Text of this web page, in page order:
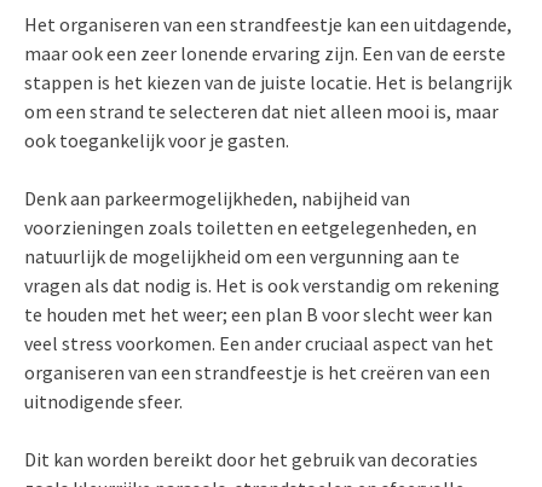
Het organiseren van een strandfeestje kan een uitdagende,
maar ook een zeer lonende ervaring zijn. Een van de eerste
stappen is het kiezen van de juiste locatie. Het is belangrijk
om een strand te selecteren dat niet alleen mooi is, maar
ook toegankelijk voor je gasten.
Denk aan parkeermogelijkheden, nabijheid van
voorzieningen zoals toiletten en eetgelegenheden, en
natuurlijk de mogelijkheid om een vergunning aan te
vragen als dat nodig is. Het is ook verstandig om rekening
te houden met het weer; een plan B voor slecht weer kan
veel stress voorkomen. Een ander cruciaal aspect van het
organiseren van een strandfeestje is het creëren van een
uitnodigende sfeer.
Dit kan worden bereikt door het gebruik van decoraties